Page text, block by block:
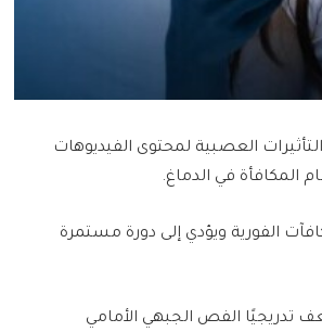
العصبية لمحتوى الفيديوهات
المكافأة في الدماغ.
الفورية ويؤدي إلى دورة مستمرة
تدريجيًا الفص الجبهي الأمامي